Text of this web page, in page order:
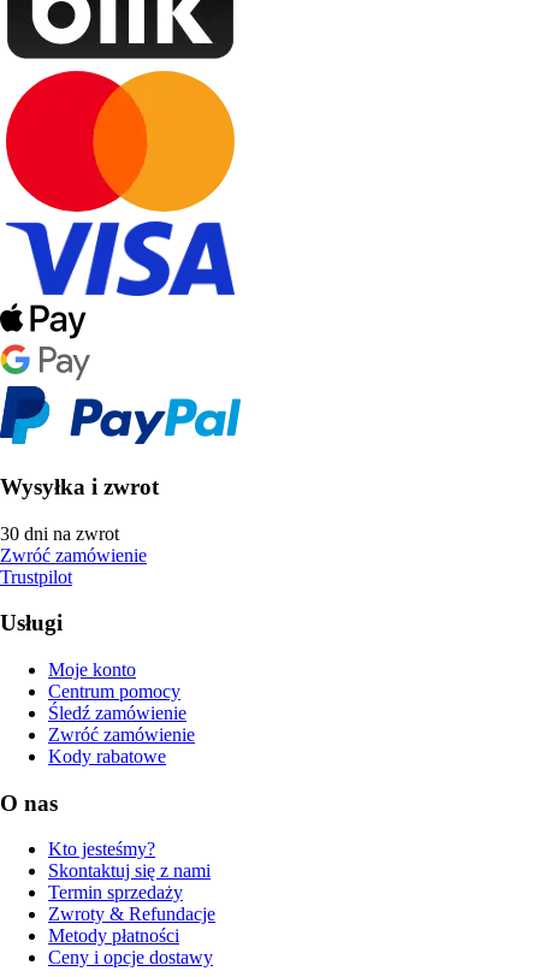
Wysyłka i zwrot
30 dni na zwrot
Zwróć zamówienie
Trustpilot
Usługi
Moje konto
Centrum pomocy
Śledź zamówienie
Zwróć zamówienie
Kody rabatowe
O nas
Kto jesteśmy?
Skontaktuj się z nami
Termin sprzedaży
Zwroty & Refundacje
Metody płatności
Ceny i opcje dostawy